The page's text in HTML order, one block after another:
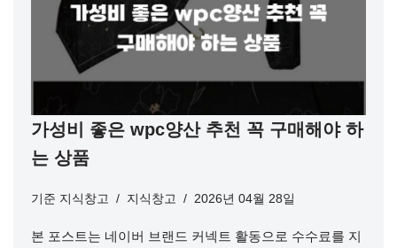
가성비 좋은 wpc양산 추천 꼭 구매해야 하
는 상품
기준 지식창고 지식창고 2026년 04월 28일
본 포스트는 네이버 브랜드 커넥트 활동으로 수수료를 지